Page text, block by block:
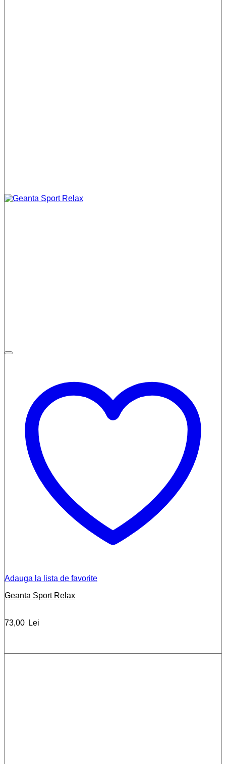
Adauga la lista de favorite
Geanta Sport Relax
73,00 Lei